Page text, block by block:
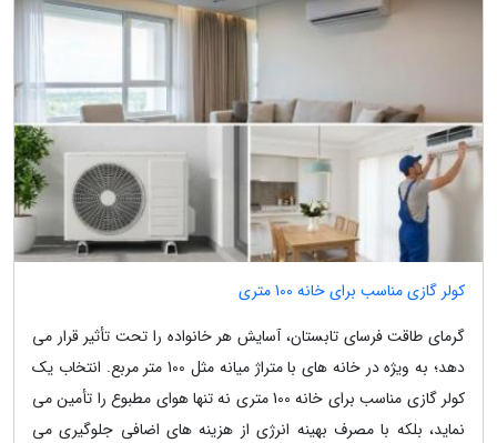
کولر گازی مناسب برای خانه 100 متری
گرمای طاقت فرسای تابستان، آسایش هر خانواده را تحت تأثیر قرار می
دهد؛ به ویژه در خانه های با متراژ میانه مثل 100 متر مربع. انتخاب یک
کولر گازی مناسب برای خانه 100 متری نه تنها هوای مطبوع را تأمین می
نماید، بلکه با مصرف بهینه انرژی از هزینه های اضافی جلوگیری می